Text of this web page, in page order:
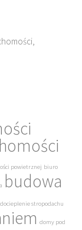
powietrznej biuro
budowa
docieplenie stropodachu
domy pod